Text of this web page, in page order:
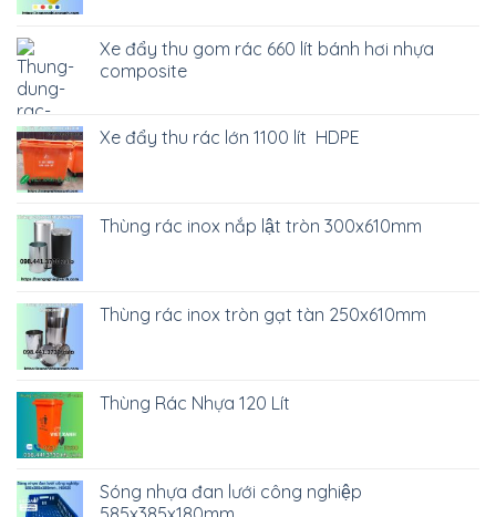
Xe đẩy thu gom rác 660 lít bánh hơi nhựa
composite
Xe đẩy thu rác lớn 1100 lít HDPE
Thùng rác inox nắp lật tròn 300x610mm
Thùng rác inox tròn gạt tàn 250x610mm
Thùng Rác Nhựa 120 Lít
Sóng nhựa đan lưới công nghiệp